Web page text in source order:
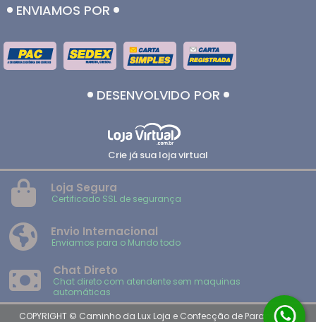
ENVIAMOS POR
DESENVOLVIDO POR
Crie já sua loja virtual
Loja Segura
Certificado SSL de segurança
Envio Internacional
Enviamos para o Mundo todo
Chat Direto
Chat direto com atendente sem maquinas
automáticas
COPYRIGHT © Caminho da Lux Loja e Confecção de Paramentos